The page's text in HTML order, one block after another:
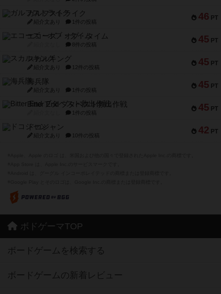
46 PT
ガルフストライク
紹介文あり 1件の投稿
45 PT
エコーズ・オブ・タイム
8件の投稿
45 PT
スカルキング
紹介文あり 12件の投稿
45 PT
海兵隊
紹介文あり 1件の投稿
45 PT
Bitter End ブタペスト救出作戦
1件の投稿
42 PT
ドコジャン
紹介文あり 10件の投稿
ボドゲーマTOP
ボードゲームを検索する
ボードゲームの新着レビュー